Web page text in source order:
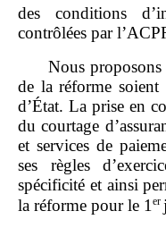
des conditions
contrôlées par
Nous
de la réforme soient
d’État. La prise en
du courtage
et services de
ses règles
spécificité et ainsi
la réforme pour le 1 er